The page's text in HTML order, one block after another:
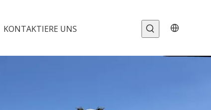
KONTAKTIERE UNS